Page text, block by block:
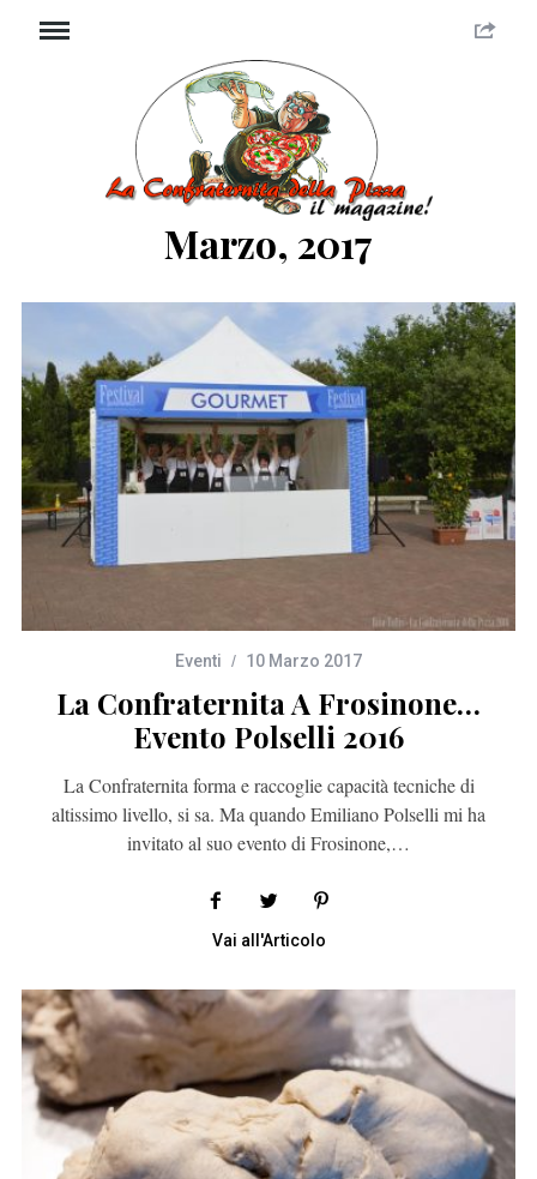
Marzo, 2017
Eventi 10 Marzo 2017
La Confraternita A Frosinone…
Evento Polselli 2016
La Confraternita forma e raccoglie capacità tecniche di
altissimo livello, si sa. Ma quando Emiliano Polselli mi ha
invitato al suo evento di Frosinone,…
Vai all'Articolo